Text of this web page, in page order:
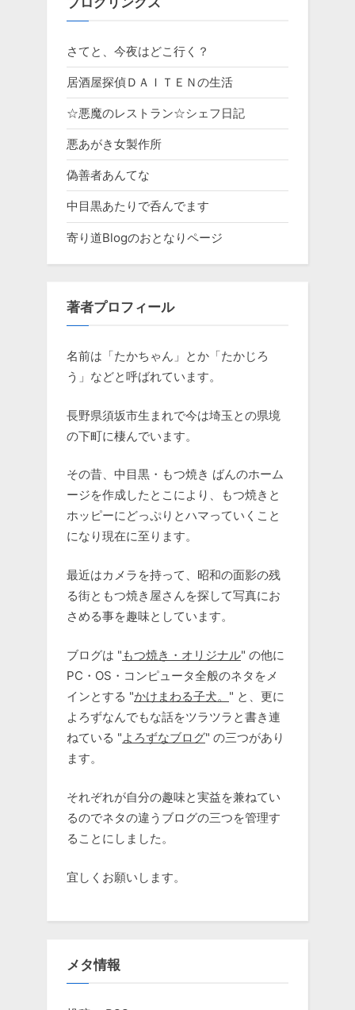
さてと、今夜はどこ行く？
居酒屋探偵ＤＡＩＴＥＮの生活
☆悪魔のレストラン☆シェフ日記
悪あがき女製作所
偽善者あんてな
中目黒あたりで呑んでます
寄り道Blogのおとなりページ
著者プロフィール
名前は「たかちゃん」とか「たかじろ
う」などと呼ばれています。
長野県須坂市生まれで今は埼玉との県境
の下町に棲んでいます。
その昔、中目黒・もつ焼き ばんのホーム
ージを作成したとこにより、もつ焼きと
ホッピーにどっぷりとハマっていくこと
になり現在に至ります。
最近はカメラを持って、昭和の面影の残
る街ともつ焼き屋さんを探して写真にお
さめる事を趣味としています。
ブログは " もつ焼き・オリジナル" の他に
PC・OS・コンピュータ全般のネタをメ
インとする "かけまわる子犬。 " と、更に
よろずなんでもな話をツラツラと書き連
ねている "よろずなブログ" の三つがあり
ます。
それぞれが自分の趣味と実益を兼ねてい
るのでネタの違うブログの三つを管理す
ることにしました。
宜しくお願いします。
メタ情報